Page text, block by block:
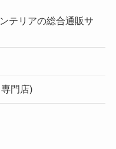
テリアの総合通販サ
門店)